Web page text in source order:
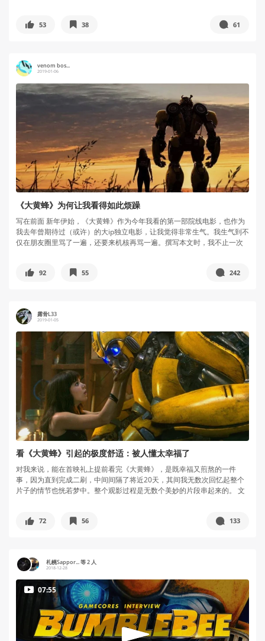
53 38 61
venom bos...
2019-01-06
《大黄蜂》为何让我看得如此烦躁
写在前面 新年伊始，《大黄蜂》作为今年我看的第一部院线电影，也作为
我去年曾期待过（或许）的大ip独立电影，让我觉得非常生气。我生气到不
仅在朋友圈里骂了一遍，还要来机核再骂一遍。撰写本文时，我不止一次
92 55 242
露骨L33
2019-01-05
看《大黄蜂》引起的极度舒适：被人懂太幸福了
对我来说，能在首映礼上提前看完《大黄蜂》，是既幸福又煎熬的一件
事，因为直到完成二刷，中间间隔了将近20天，其间我无数次回忆起整个
片子的情节也恍若梦中。整个观影过程是无数个美妙的片段串起来的。 文
72 56 133
札幌Sappor... 等 2 人
2018-12-28
07:55